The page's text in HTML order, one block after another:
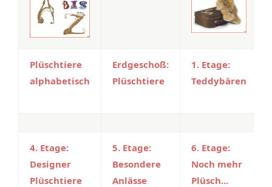
Plüschtiere
alphabetisch
Erdgeschoß:
Plüschtiere
1. Etage:
Teddybären
4. Etage:
Designer
Plüschtiere
5. Etage:
Besondere
Anlässe
6. Etage:
Noch mehr
Plüsch...